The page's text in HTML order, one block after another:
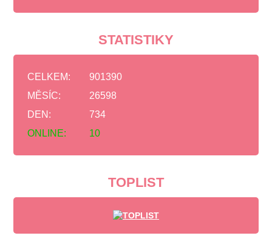
STATISTIKY
ONLINE: 10
CELKEM:
901390
MĚSÍC:
26598
DEN:
734
TOPLIST